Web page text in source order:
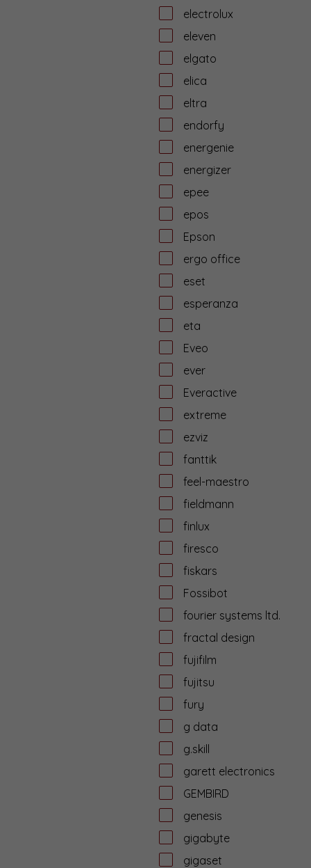
electrolux
eleven
elgato
elica
eltra
endorfy
energenie
energizer
epee
epos
Epson
ergo office
eset
esperanza
eta
Eveo
ever
Everactive
extreme
ezviz
fanttik
feel-maestro
fieldmann
finlux
firesco
fiskars
Fossibot
fourier systems ltd.
fractal design
fujifilm
fujitsu
fury
g data
g.skill
garett electronics
GEMBIRD
genesis
gigabyte
gigaset